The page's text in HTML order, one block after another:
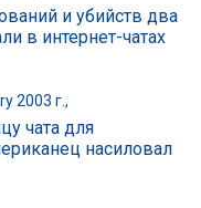
и убийств два
в интернет-чатах
2003 г.,
чата для
насиловал